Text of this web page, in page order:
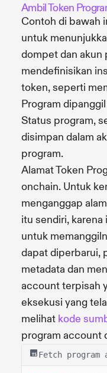
Ambil Token
Contoh di bawah
untuk
dompet dan akun
mendefinisikan
token, seperti
Program
Status program,
disimpan dalam
program.
Alamat Token
onchain. Untuk
menganggap
itu sendiri, karena
untuk
dapat diperbarui,
metadata dan
account terpisah
eksekusi yang
melihat kode
program account
Fetch program